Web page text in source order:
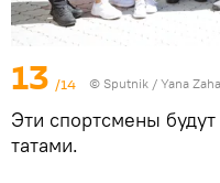
13 /14 © Sputnik / Yana
Эти спортсмены
татами.